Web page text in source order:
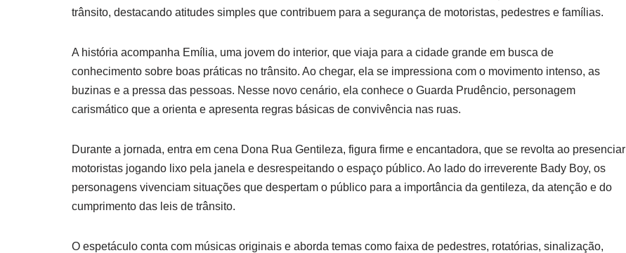
trânsito, destacando atitudes simples que contribuem para a segurança de motoristas, pedestres e famílias.
A história acompanha Emília, uma jovem do interior, que viaja para a cidade grande em busca de
conhecimento sobre boas práticas no trânsito. Ao chegar, ela se impressiona com o movimento intenso, as
buzinas e a pressa das pessoas. Nesse novo cenário, ela conhece o Guarda Prudêncio, personagem
carismático que a orienta e apresenta regras básicas de convivência nas ruas.
Durante a jornada, entra em cena Dona Rua Gentileza, figura firme e encantadora, que se revolta ao presenciar
motoristas jogando lixo pela janela e desrespeitando o espaço público. Ao lado do irreverente Bady Boy, os
personagens vivenciam situações que despertam o público para a importância da gentileza, da atenção e do
cumprimento das leis de trânsito.
O espetáculo conta com músicas originais e aborda temas como faixa de pedestres, rotatórias, sinalização,